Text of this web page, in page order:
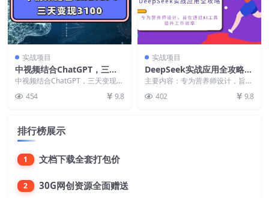
实战项目
中视频结合ChatGPT，三天
变现3100，人人可做玩法思
中视频结合ChatGPT，三天变现3
【揭秘】 个...
454 9.8
实战项目
DeepSeek实战应用全攻略：
专为营养师设计，旨在通过A
主要内容：专为营养师设计，旨在
盖AI生成健康评估...
402 9.8
排行榜展示
1 文档下载全套打包价
2 30G网创资源全面赠送